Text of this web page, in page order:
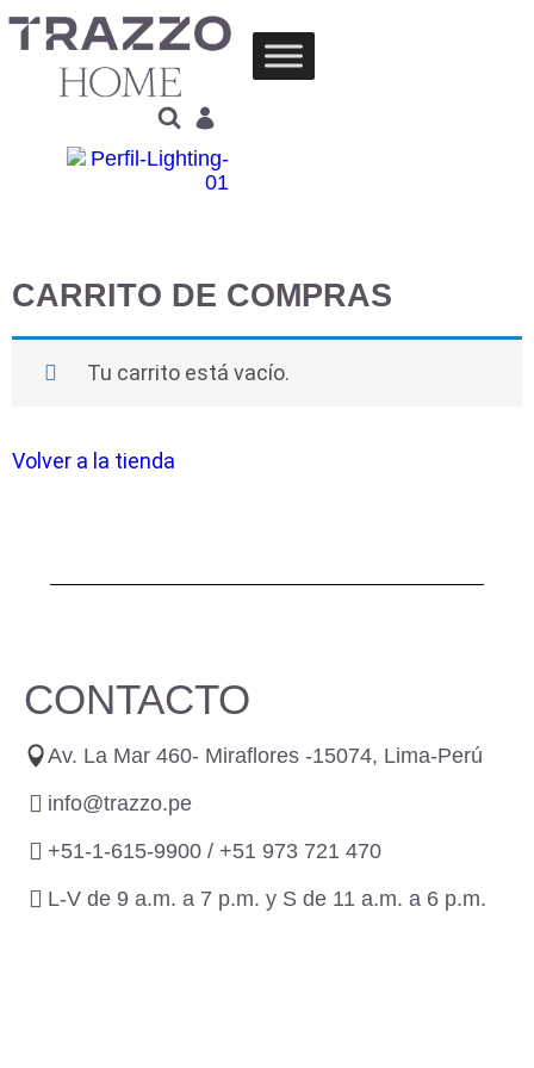
CARRITO DE COMPRAS
Tu carrito está vacío.
Volver a la tienda
CONTACTO
Av. La Mar 460- Miraflores -15074, Lima-Perú
info@trazzo.pe
+51-1-615-9900 / +51 973 721 470
L-V de 9 a.m. a 7 p.m. y S de 11 a.m. a 6 p.m.